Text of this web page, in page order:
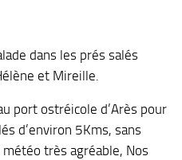
dans les prés salés
et Mireille.
port ostréicole d’Arès pour
d’environ 5Kms, sans
très agréable, Nos